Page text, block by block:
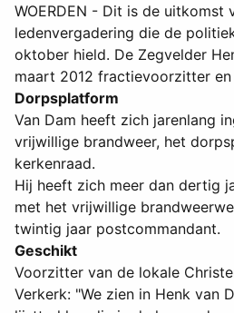
WOERDEN - Dit is de uitkomst
ledenvergadering die de
oktober hield. De Zegvelder
maart 2012 fractievoorzitter en
Dorpsplatform
Van Dam heeft zich jarenlang
vrijwillige brandweer, het
kerkenraad.
Hij heeft zich meer dan dertig
met het vrijwillige
twintig jaar postcommandant.
Geschikt
Voorzitter van de lokale
Verkerk: "We zien in Henk van